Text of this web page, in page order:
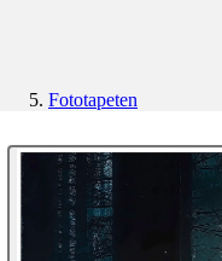
Fototapeten